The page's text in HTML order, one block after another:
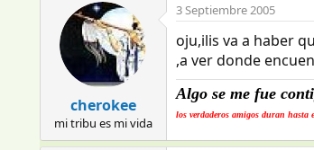
cherokee
mi tribu es mi vida
3 Septiembre 2005
oju,ilis va a haber
,a ver donde
Algo se me fue
los verdaderos amigos duran hasta